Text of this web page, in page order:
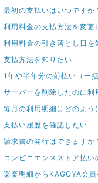
最初の支払いはいつですか
利用料金の支払方法を変更
利用料金の引き落とし日を
支払方法を知りたい
1年や半年分の前払い（一
サーバーを削除したのに利
毎月の利用明細はどのよう
支払い履歴を確認したい
請求書の発行はできますか
コンビニエンスストア払い
楽楽明細からKAGOYA会